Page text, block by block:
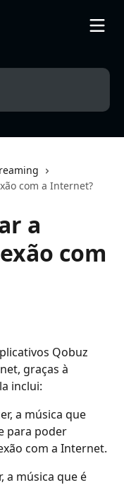
com a Internet?
a
com
Qobuz
graças à
inclui:
a música que
para poder
com a Internet.
a música que é